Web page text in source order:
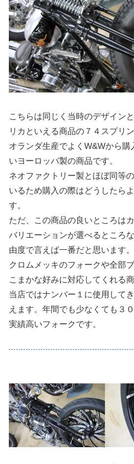
こちらは同じく当時のデザイン
リカといえる商品の７４スプリン
オランダ生産でよくW&Wから購
いヨーロッパ製の商品です。
ネオファクトリー製とほぼ同等
いるため購入の際はどうしたら
す。
ただ、この商品の良いところは
バリエーションが選べるところ
由度で言えば一番だと思います。
クロムメッキのフォークや全部
こまかな好みに対応してくれる商
当店ではナンバー１に使用して
えます。年間でも少なくても３
実績高いフォークです。